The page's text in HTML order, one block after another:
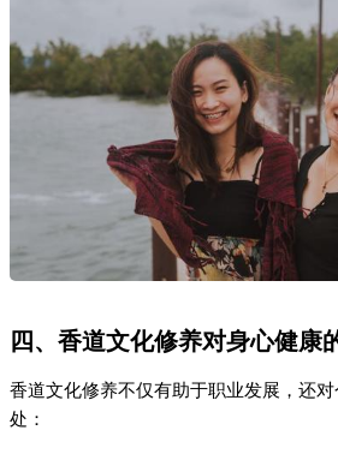
四、香道文化修养对身心健康
香道文化修养不仅有助于职业发展，还
处：